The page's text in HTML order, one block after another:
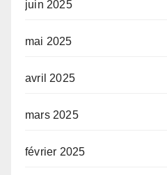
juin 2025
mai 2025
avril 2025
mars 2025
février 2025